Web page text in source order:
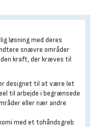
løsning med deres
snævre områder
kraft, der kræves til
designet til at være let
til arbejde i begrænsede
eller nær andre
med et tohåndsgreb